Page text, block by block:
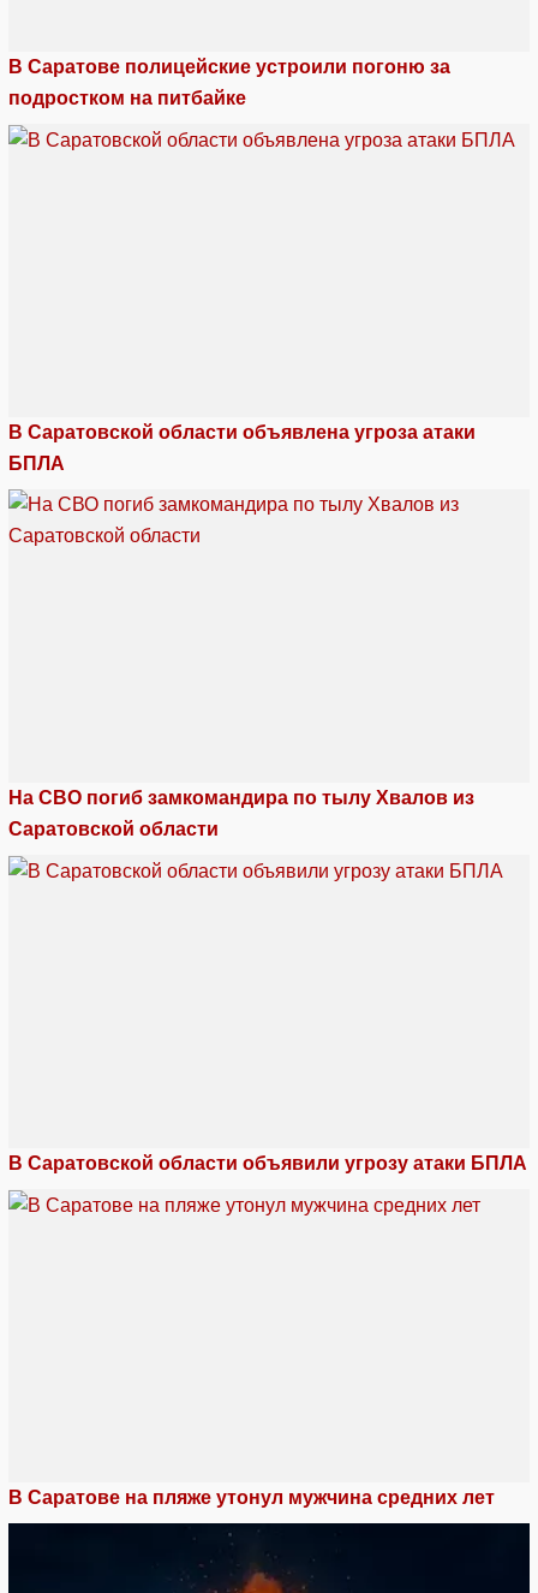
В Саратове полицейские устроили погоню за
подростком на питбайке
В Саратовской области объявлена угроза атаки
БПЛА
На СВО погиб замкомандира по тылу Хвалов из
Саратовской области
В Саратовской области объявили угрозу атаки БПЛА
В Саратове на пляже утонул мужчина средних лет